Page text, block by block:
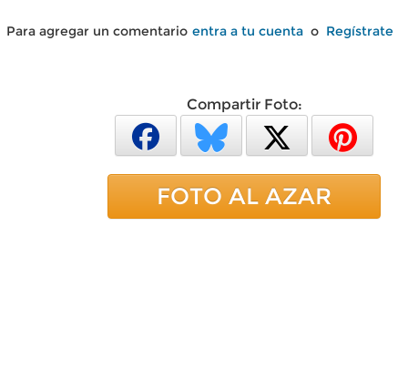
Para agregar un comentario entra a tu cuenta o Regístrate
Compartir Foto:
FOTO AL AZAR